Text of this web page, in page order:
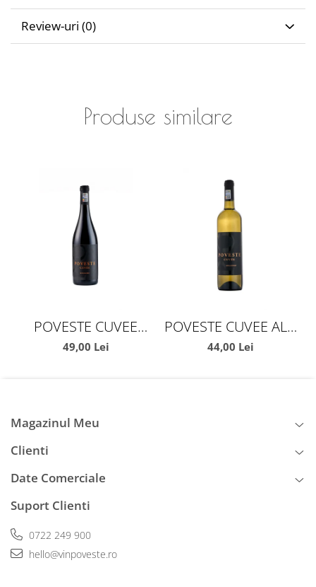
Review-uri (0)
Produse similare
POVESTE CUVEE
ROȘU DE MINIȘ
49,00 Lei
POVESTE CUVEE ALB
DE MINIȘ MADERAT
44,00 Lei
Magazinul Meu
Clienti
Date Comerciale
Suport Clienti
0722 249 900
hello@vinpoveste.ro